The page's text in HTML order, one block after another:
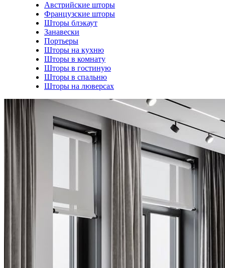
Австрийские шторы
Французские шторы
Шторы блэкаут
Занавески
Портьеры
Шторы на кухню
Шторы в комнату
Шторы в гостиную
Шторы в спальню
Шторы на люверсах